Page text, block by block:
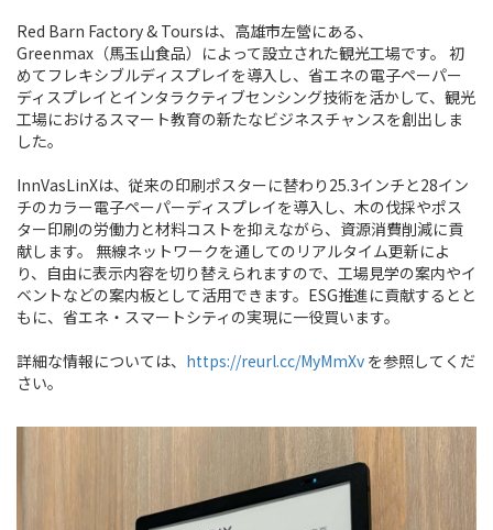
Red Barn Factory & Toursは、高雄市左營にある、
Greenmax（馬玉山食品）によって設立された観光工場です。 初
めてフレキシブルディスプレイを導入し、省エネの電子ペーパー
ディスプレイとインタラクティブセンシング技術を活かして、観光
工場におけるスマート教育の新たなビジネスチャンスを創出しま
した。
InnVasLinXは、従来の印刷ポスターに替わり25.3インチと28イン
チのカラー電子ペーパーディスプレイを導入し、木の伐採やポス
ター印刷の労働力と材料コストを抑えながら、資源消費削減に貢
献します。 無線ネットワークを通してのリアルタイム更新によ
り、自由に表示内容を切り替えられますので、工場見学の案内やイ
ベントなどの案内板として活用できます。ESG推進に貢献するとと
もに、省エネ・スマートシティの実現に一役買います。
詳細な情報については、 https://reurl.cc/MyMmXv を参照してくだ
さい。